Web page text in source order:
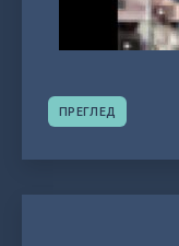
ПРЕГЛЕД